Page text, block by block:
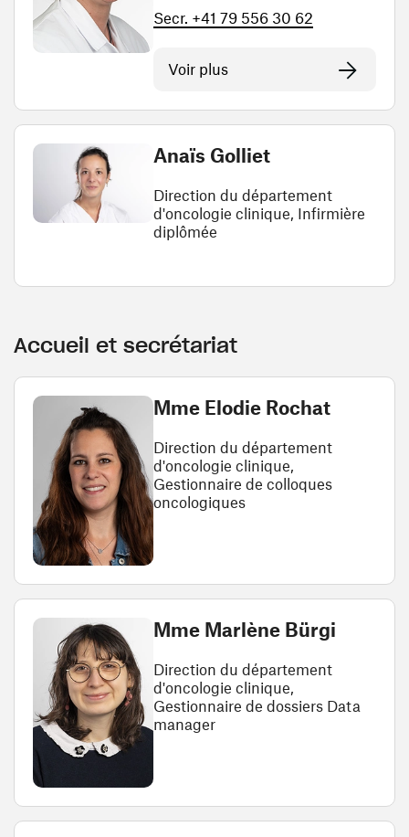
Secr. +41 79 556 30 62
Voir plus
Anaïs Golliet
Direction du département
d'oncologie clinique, Infirmière
diplômée
Accueil et secrétariat
Mme Elodie Rochat
Direction du département
d'oncologie clinique,
Gestionnaire de colloques
oncologiques
Mme Marlène Bürgi
Direction du département
d'oncologie clinique,
Gestionnaire de dossiers Data
manager